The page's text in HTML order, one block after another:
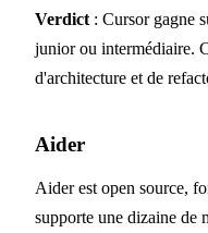
Verdict: Cursor gagne
junior ou intermédiaire.
d'architecture et de
Aider
Aider est open source,
supporte une dizaine de